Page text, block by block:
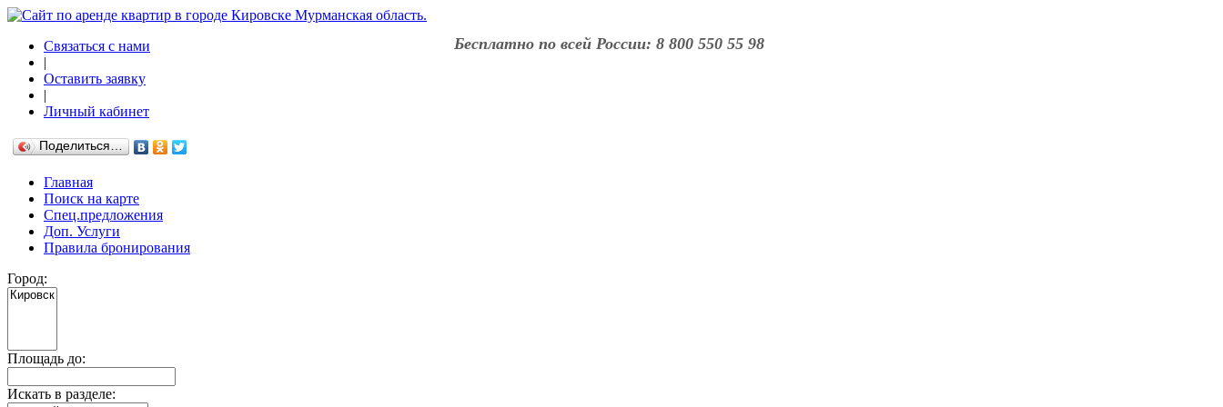
Бесплатно по всей России: 8 800 550 55 98
Связаться с нами
|
Оставить заявку
|
Личный кабинет
Поделиться…
Главная
Поиск на карте
Спец.предложения
Доп. Услуги
Правила бронирования
Город:
Площадь до:
Искать в разделе: